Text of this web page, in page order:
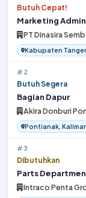
Butuh Cepat!
Marketing
PT Dinasira
Kabupaten
#2
Butuh Segera
Bagian Dapur
Akira Donburi
Pontianak,
#3
Dibutuhkan
Parts
Intraco Penta